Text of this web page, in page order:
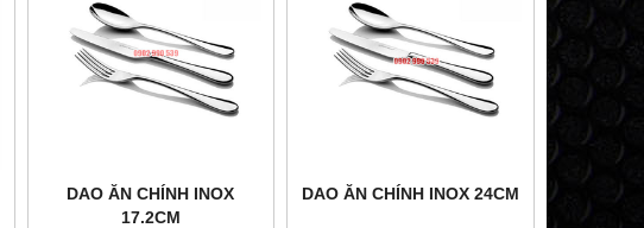
DAO ĂN CHÍNH INOX
17.2CM
DAO ĂN CHÍNH INOX 24CM